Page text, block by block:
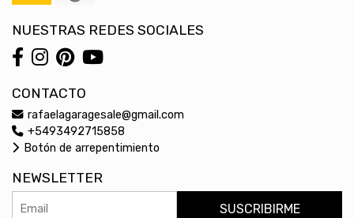
NUESTRAS REDES SOCIALES
CONTACTO
rafaelagaragesale@gmail.com
+5493492715858
Botón de arrepentimiento
NEWSLETTER
SUSCRIBIRME